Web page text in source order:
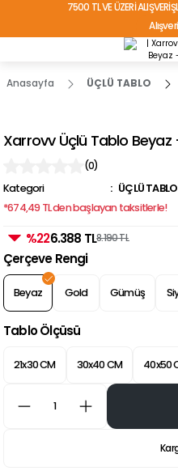
7500 TL VE ÜZERİ
TÜRKİYE'NİN HER
Anasayfa ÜÇLÜ TABLO
Xarrovv Üçlü Tablo Beyaz
(0)
Kategori
ÜÇLÜ TABLO
*674,49 TL den başlayan taksitlerle!
%226.388 TL8.190 TL
Çerçeve Rengi
Beyaz Gold Gümüş
Tablo Ölçüsü
21x30 CM 30x40 CM 40x50